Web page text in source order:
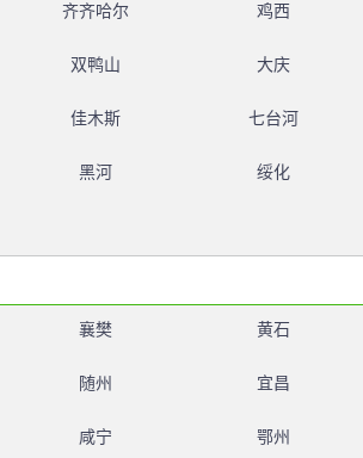
齐齐哈尔 鸡西
双鸭山 大庆
佳木斯 七台河
黑河 绥化
襄樊 黄石
随州 宜昌
咸宁 鄂州